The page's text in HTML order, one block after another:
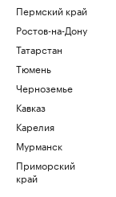
Пермский край
Ростов-на-Дону
Татарстан
Тюмень
Черноземье
Кавказ
Карелия
Мурманск
Приморский
край